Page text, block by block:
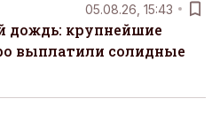
05.08.26, 15:43
крупнейшие
выплатили солидные